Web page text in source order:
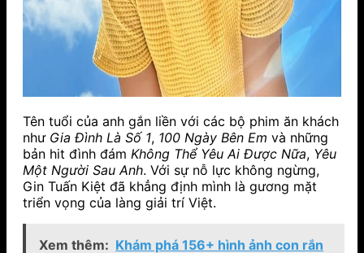
Tên tuổi của anh gắn liền với các bộ phim ăn khách
như Gia Đình Là Số 1, 100 Ngày Bên Em và những
bản hit đình đám Không Thể Yêu Ai Được Nữa, Yêu
Một Người Sau Anh. Với sự nỗ lực không ngừng,
Gin Tuấn Kiệt đã khẳng định mình là gương mặt
triển vọng của làng giải trí Việt.
Xem thêm: Khám phá 156+ hình ảnh con rắn